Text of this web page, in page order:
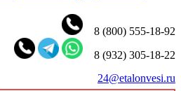
8 (800) 555-18-92
8 (932) 305-18-22
24@etalonvesi.ru